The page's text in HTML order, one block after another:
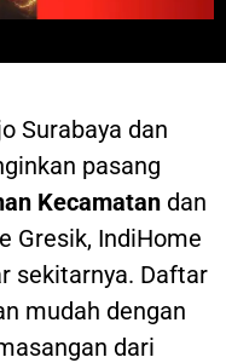
Surabaya dan
pasang
Kecamatan dan
Gresik, IndiHome
sekitarnya. Daftar
mudah dengan
dari